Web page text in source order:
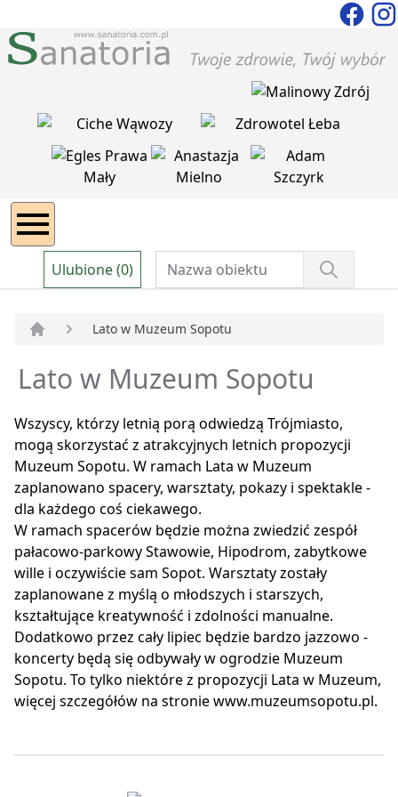
Ulubione (0)
Lato w Muzeum Sopotu
Lato w Muzeum Sopotu
Wszyscy, którzy letnią porą odwiedzą Trójmiasto,
mogą skorzystać z atrakcyjnych letnich propozycji
Muzeum Sopotu. W ramach Lata w Muzeum
zaplanowano spacery, warsztaty, pokazy i spektakle -
dla każdego coś ciekawego.
W ramach spacerów będzie można zwiedzić zespół
pałacowo-parkowy Stawowie, Hipodrom, zabytkowe
wille i oczywiście sam Sopot. Warsztaty zostały
zaplanowane z myślą o młodszych i starszych,
kształtujące kreatywność i zdolności manualne.
Dodatkowo przez cały lipiec będzie bardzo jazzowo -
koncerty będą się odbywały w ogrodzie Muzeum
Sopotu. To tylko niektóre z propozycji Lata w Muzeum,
więcej szczegółów na stronie www.muzeumsopotu.pl.